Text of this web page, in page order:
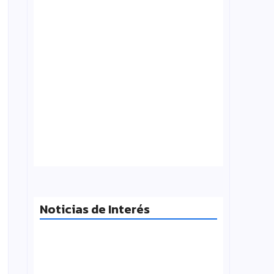
Noticias de Interés